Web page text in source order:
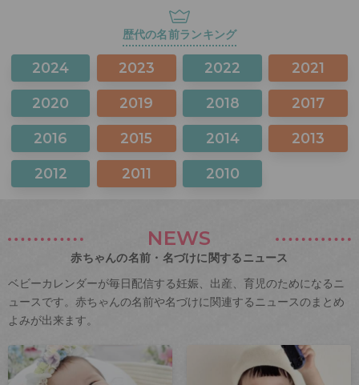
歴代の名前ランキング
2024 2023 2022 2021
2020 2019 2018 2017
2016 2015 2014 2013
2012 2011 2010
NEWS
赤ちゃんの名前・名づけに関するニュース
ベビーカレンダーが毎日配信する妊娠、出産、育児のためになるニ
ュースです。赤ちゃんの名前や名づけに関連するニュースのまとめ
よみが出来ます。